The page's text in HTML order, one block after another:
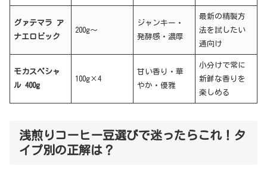
グァテマラ ア
ナエロビック
200g〜
ジャンキー・
発酵感・濃厚
最新の精製方
法を試したい
通向け
モカスペシャ
ル 400g
100g×4
甘い香り・華
やか・優雅
小分けで常に
新鮮な香りを
楽しめる
浅煎りコーヒー豆選びで迷ったらこれ！タ
イプ別の正解は？